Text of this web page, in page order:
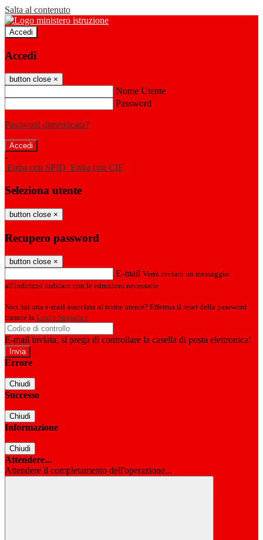
Salta al contenuto
Accedi
Accedi
button close ×
Nome Utente
Password
Password dimenticata?
-
Entra con SPID Entra con CIE
Seleziona utente
button close ×
Recupero password
button close ×
E-mail Verrà inviato un messaggio
all'indirizzo indicato con le istruzioni necessarie.
Non hai una e-mail associata al nome utente? Effettua il reset della password
tramite la Login Spaggiari
E-mail inviata, si prega di controllare la casella di posta elettronica!
Errore
Chiudi
Successo
Chiudi
Informazione
Chiudi
Attendere...
Attendere il completamento dell'operazione...